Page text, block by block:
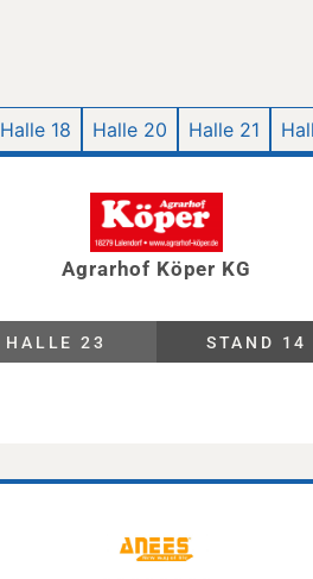
Halle 18 Halle 20 Halle 21
Agrarhof Köper KG
HALLE 23 STAND 14